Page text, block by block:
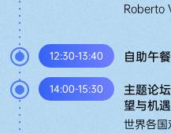
Roberto
12:30-13:40 自助午餐
14:00-15:30
主题论
望与机遇
世界各